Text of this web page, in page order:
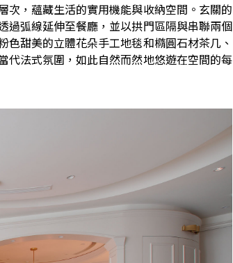
次，蘊藏生活的實用機能與收納空間。玄關的
過弧線延伸至餐廳，並以拱門區隔與串聯兩個
甜美的立體花朵手工地毯和橢圓石材茶几、
代法式氛圍，如此自然而然地悠遊在空間的每